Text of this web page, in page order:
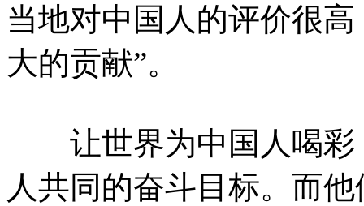
当地对中国人的评价很
大的贡献”。
让世界为中国人喝彩
人共同的奋斗目标。而